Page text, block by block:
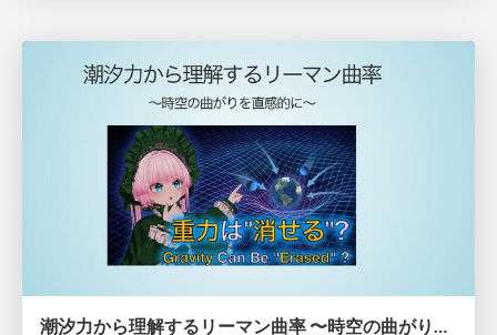
潮汐力から理解するリーマン曲率 〜時空の曲がりを直感的に〜